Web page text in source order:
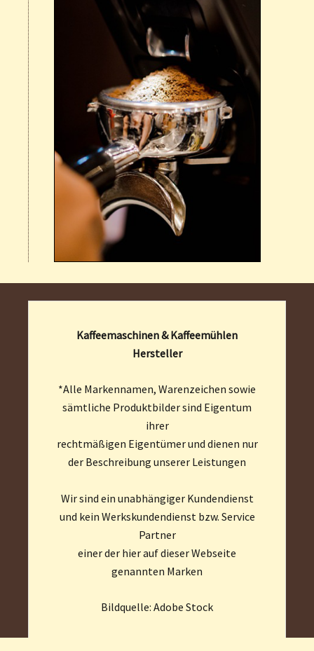
Kaffeemaschinen & Kaffeemühlen
Hersteller
*Alle Markennamen, Warenzeichen sowie
sämtliche Produktbilder sind Eigentum
ihrer
rechtmäßigen Eigentümer und dienen nur
der Beschreibung unserer Leistungen
Wir sind ein unabhängiger Kundendienst
und kein Werkskundendienst bzw. Service
Partner
einer der hier auf dieser Webseite
genannten Marken
Bildquelle: Adobe Stock